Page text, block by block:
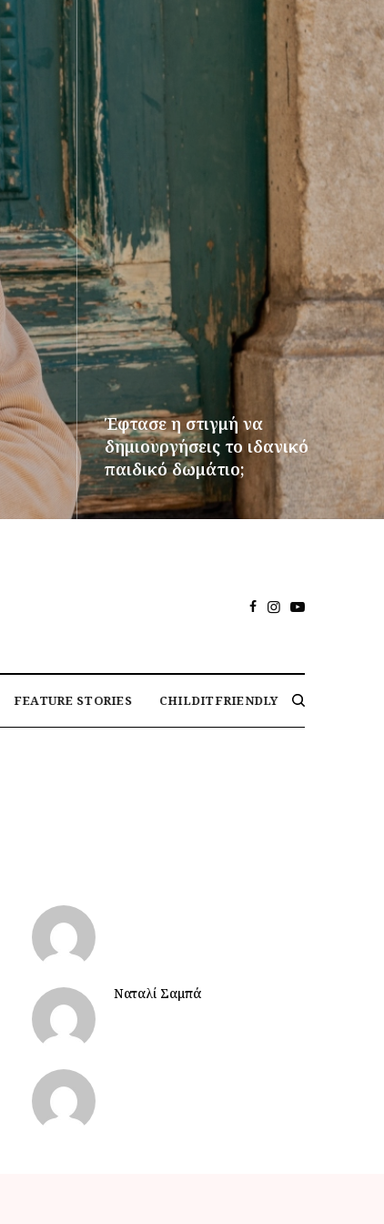
Έφτασε η στιγμή να
δημιουργήσεις το ιδανικό
παιδικό δωμάτιο;
ΠΕΡΙΣΣΌΤΕΡΑ
FEATURE STORIES CHILDITFRIENDLY
Ναταλί Σαμπά